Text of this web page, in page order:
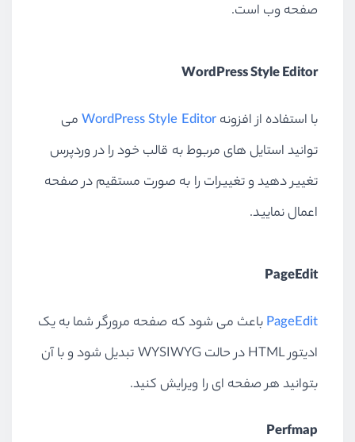
صفحه وب است.
WordPress Style Editor
با استفاده از افزونهWordPress Style Editorمی
توانید استایل های مربوط به قالب خود را در وردپرس
تغییر دهید و تغییرات را به صورت مستقیم در صفحه
اعمال نمایید.
PageEdit
PageEditباعث می شود که صفحه مرورگر شما به یک
ادیتور HTML در حالت WYSIWYG تبدیل شود و با آن
بتوانید هر صفحه ای را ویرایش کنید.
Perfmap